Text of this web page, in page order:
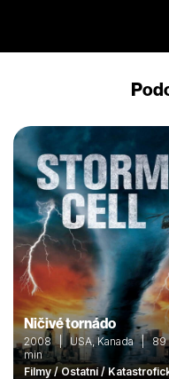
Ničivé tornádo
2008 | USA, Kanada | 89
min
Filmy / Ostatní /